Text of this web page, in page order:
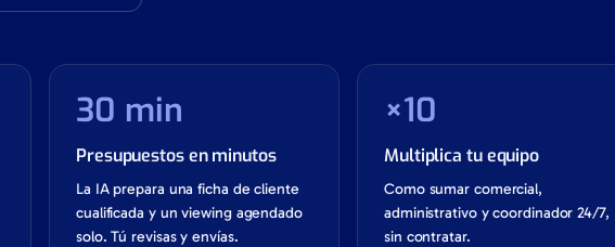
30 min
Presupuestos en minutos
La IA prepara una ficha de cliente
cualificada y un viewing agendado
solo. Tú revisas y envías.
×10
Multiplica tu equipo
Como sumar comercial,
administrativo y coordinador 24/7,
sin contratar.